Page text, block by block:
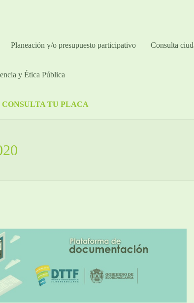
Planeación y/o presupuesto participativo​ Consulta
y Ética Pública
CONSULTA TU PLACA